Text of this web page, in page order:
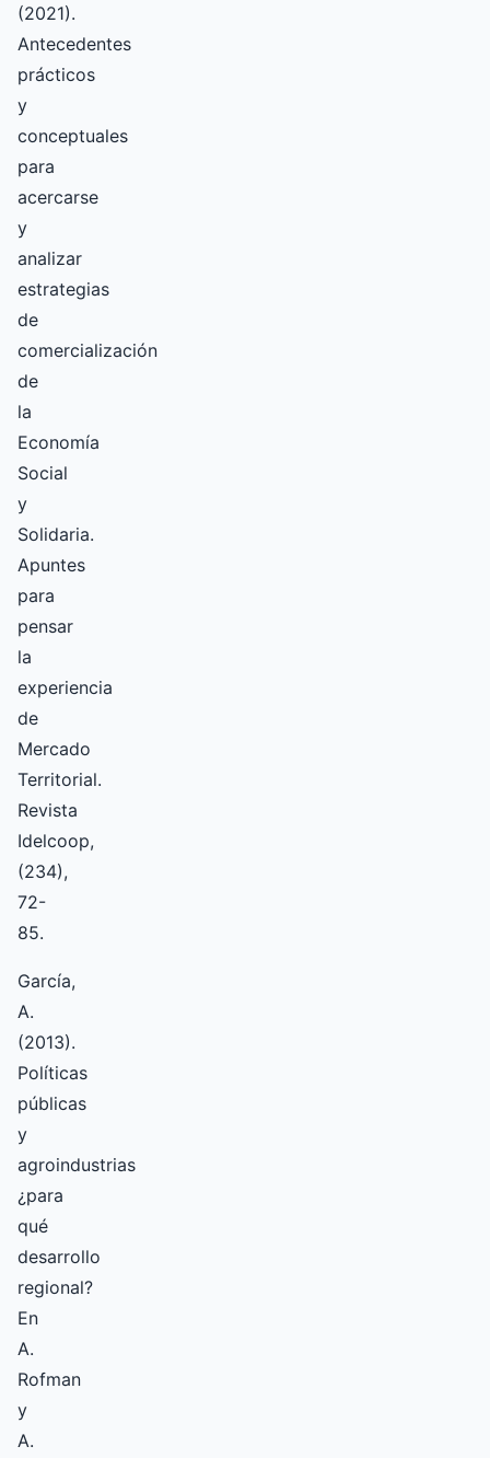
(2021).
Antecedentes
prácticos
y
conceptuales
para
acercarse
y
analizar
estrategias
de
comercialización
de
la
Economía
Social
y
Solidaria.
Apuntes
para
pensar
la
experiencia
de
Mercado
Territorial.
Revista
Idelcoop,
(234),
72-
85.
García,
A.
(2013).
Políticas
públicas
y
agroindustrias
¿para
qué
desarrollo
regional?
En
A.
Rofman
y
A.